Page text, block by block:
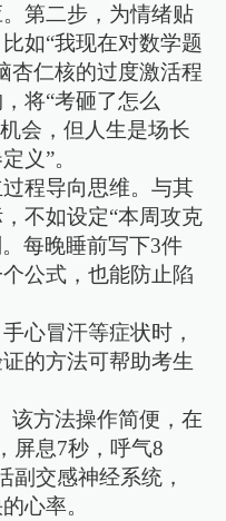
第二步，为情绪贴
如“我现在对数学题
杏仁核的过度激活程
将“考砸了怎么
会，但人生是场长
义”。
程导向思维。与其
不如设定“本周攻克
每晚睡前写下3件
公式，也能防止陷
心冒汗等症状时，
的方法可帮助考生
方法操作简便，在
屏息7秒，呼气8
副交感神经系统，
心率。